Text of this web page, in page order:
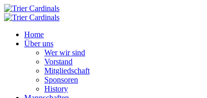
Home
Über uns
Wer wir sind
Vorstand
Mitgliedschaft
Sponsoren
History